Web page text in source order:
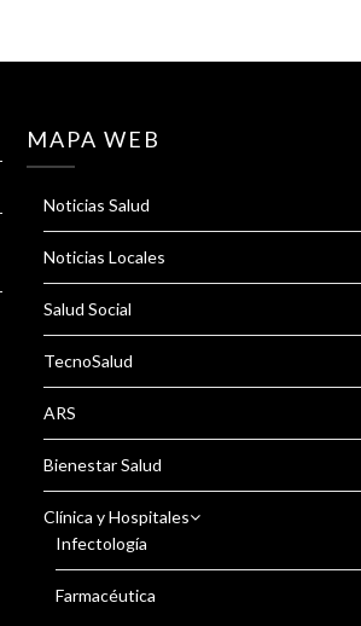
MAPA WEB
Noticias Salud
Noticias Locales
Salud Social
TecnoSalud
ARS
Bienestar Salud
Clínica y Hospitales
Infectología
Farmacéutica